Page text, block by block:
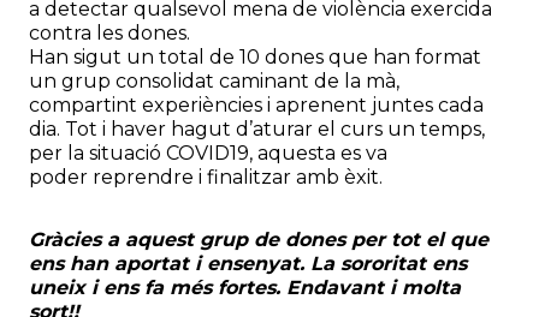
a detectar qualsevol mena de violència exercida
contra les dones.
Han sigut un total de 10 dones que han format
un grup consolidat caminant de la mà,
compartint experiències i aprenent juntes cada
dia. Tot i haver hagut d’aturar el curs un temps,
per la situació COVID19, aquesta es va
poder reprendre i finalitzar amb èxit.
Gràcies a aquest grup de dones per tot el que
ens han aportat i ensenyat. La sororitat ens
uneix i ens fa més fortes. Endavant i molta
sort!!